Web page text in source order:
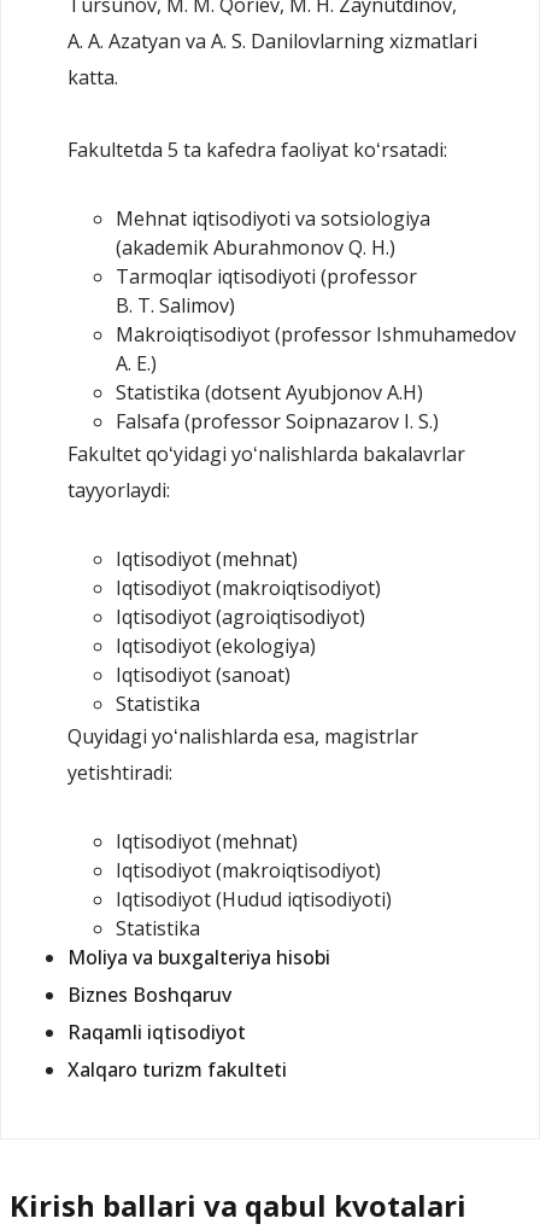
A. A. Azatyan va A. S. Danilovlarning xizmatlari
katta.
Fakultetda 5 ta kafedra faoliyat koʻrsatadi:
Mehnat iqtisodiyoti va sotsiologiya
(akademik Aburahmonov Q. H.)
Tarmoqlar iqtisodiyoti (professor
B. T. Salimov)
Makroiqtisodiyot (professor Ishmuhamedov
A. E.)
Statistika (dotsent Ayubjonov A.H)
Falsafa (professor Soipnazarov I. S.)
Fakultet qoʻyidagi yoʻnalishlarda bakalavrlar
tayyorlaydi:
Iqtisodiyot (mehnat)
Iqtisodiyot (makroiqtisodiyot)
Iqtisodiyot (agroiqtisodiyot)
Iqtisodiyot (ekologiya)
Iqtisodiyot (sanoat)
Statistika
Quyidagi yoʻnalishlarda esa, magistrlar
yetishtiradi:
Iqtisodiyot (mehnat)
Iqtisodiyot (makroiqtisodiyot)
Iqtisodiyot (Hudud iqtisodiyoti)
Statistika
Moliya va buxgalteriya hisobi
Biznes Boshqaruv
Raqamli iqtisodiyot
Xalqaro turizm fakulteti
Kirish ballari va qabul kvotalari